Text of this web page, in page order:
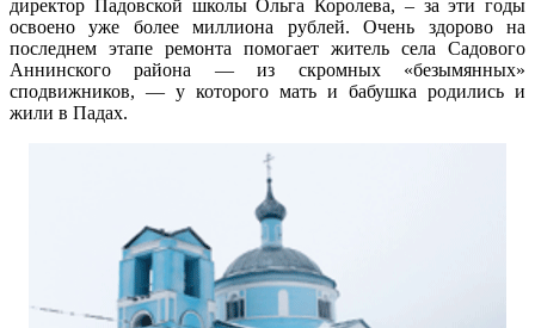
директор Падовской школы Ольга Королева, – за эти годы
освоено уже более миллиона рублей. Очень здорово на
последнем этапе ремонта помогает житель села Садового
Аннинского района — из скромных «безымянных»
сподвижников, — у которого мать и бабушка родились и
жили в Падах.